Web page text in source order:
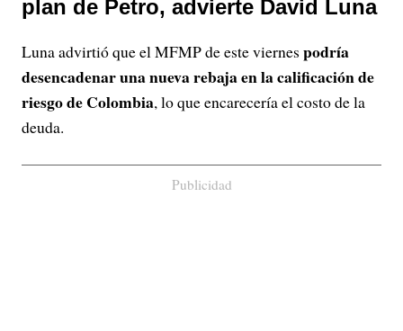
plan de Petro, advierte David Luna
Luna advirtió que el MFMP de este viernes podría
desencadenar una nueva rebaja en la calificación de
riesgo de Colombia, lo que encarecería el costo de la
deuda.
Publicidad